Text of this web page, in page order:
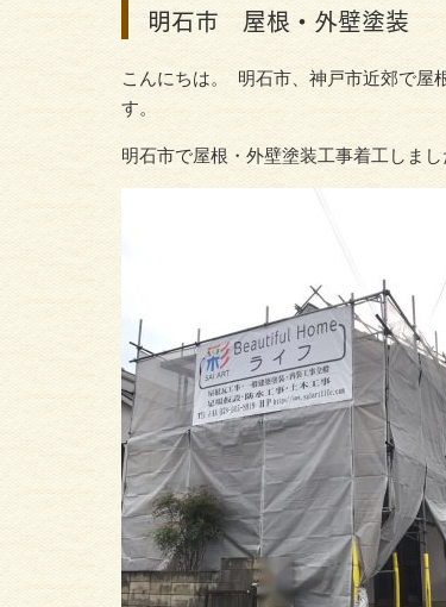
明石市 屋根・外壁塗装
こんにちは。 明石市、神戸市近郊で屋
す。
明石市で屋根・外壁塗装工事着工しまし